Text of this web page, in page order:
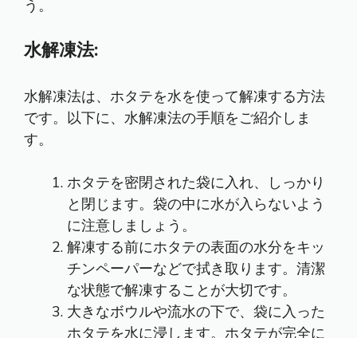
う。
水解凍法:
水解凍法は、ホタテを水を使って解凍する方法
です。以下に、水解凍法の手順をご紹介しま
す。
ホタテを密閉された袋に入れ、しっかり
と閉じます。袋の中に水が入らないよう
に注意しましょう。
解凍する前にホタテの表面の水分をキッ
チンペーパーなどで拭き取ります。清潔
な状態で解凍することが大切です。
大きなボウルや流水の下で、袋に入った
ホタテを水に浸します。ホタテが完全に